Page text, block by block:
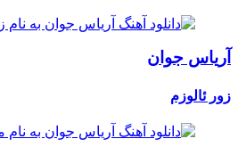
آریاس جوان
زور ئالوزم